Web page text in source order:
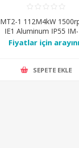
1 112M4kW
IE1 Aluminum IP55
Ral7031
Fiyatlar için
SEPETE EKLE